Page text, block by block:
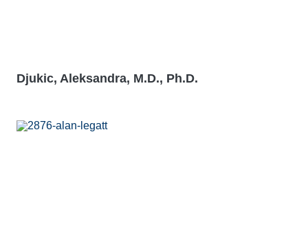
Djukic, Aleksandra, M.D., Ph.D.